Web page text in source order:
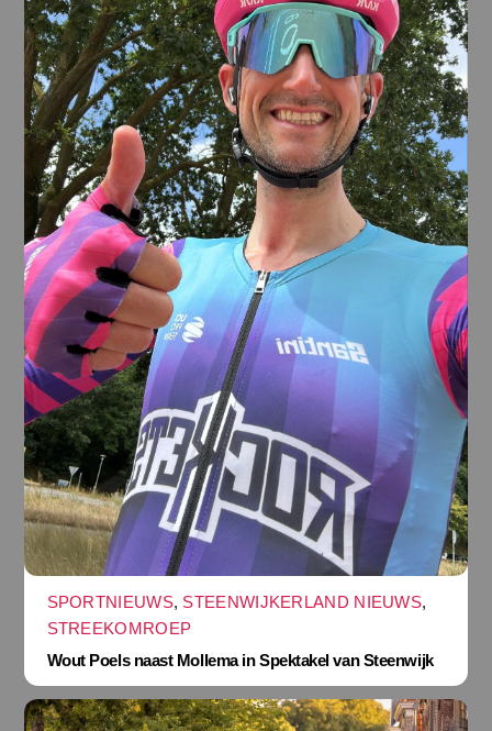
SPORTNIEUWS, STEENWIJKERLAND NIEUWS,
STREEKOMROEP
Wout Poels naast Mollema in Spektakel van Steenwijk